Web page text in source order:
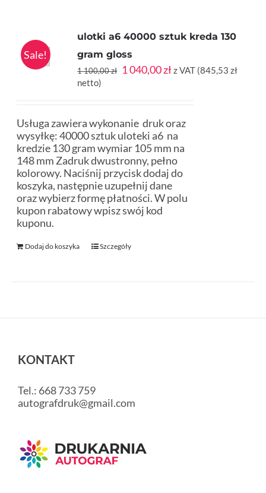
Sale!
ulotki a6 40000 sztuk kreda 130
gram gloss
1 100,00zł
Pierwotna
100,00 zł.
1 040,00złAktualna
040,00 zł.
z VAT (845,53zł
netto)
Usługa zawiera wykonanie druk oraz
wysyłkę: 40000 sztuk uloteki a6 na
kredzie 130 gram wymiar 105 mm na
148 mm Zadruk dwustronny, pełno
kolorowy. Naciśnij przycisk dodaj do
koszyka, następnie uzupełnij dane
oraz wybierz formę płatności. W polu
kupon rabatowy wpisz swój kod
kuponu.
Dodaj do koszyka Szczegóły
KONTAKT
Tel.: 668 733 759
autografdruk@gmail.com